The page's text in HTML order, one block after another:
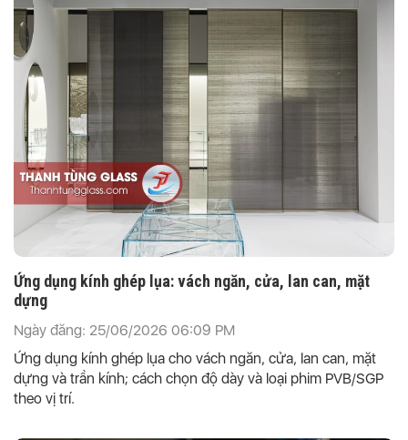
Ứng dụng kính ghép lụa: vách ngăn, cửa, lan can, mặt
dựng
Ngày đăng: 25/06/2026 06:09 PM
Ứng dụng kính ghép lụa cho vách ngăn, cửa, lan can, mặt
dựng và trần kính; cách chọn độ dày và loại phim PVB/SGP
theo vị trí.